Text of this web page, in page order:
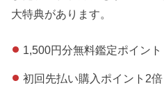
大特典があります。
1,500円分無料鑑定ポイント
初回先払い購入ポイント2倍